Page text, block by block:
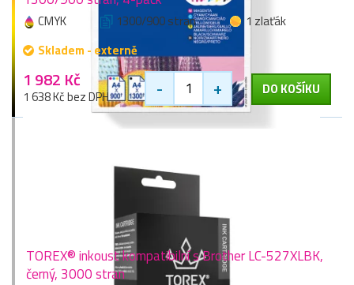
CMYK 1300/900 stran
1 zlaťák
Skladem - externě
1 982 Kč
1 638 Kč bez DPH - + DO KOŠÍKU
TOREX® inkoust kompatibilní s Brother LC-527XLBK,
černý, 3000 stran